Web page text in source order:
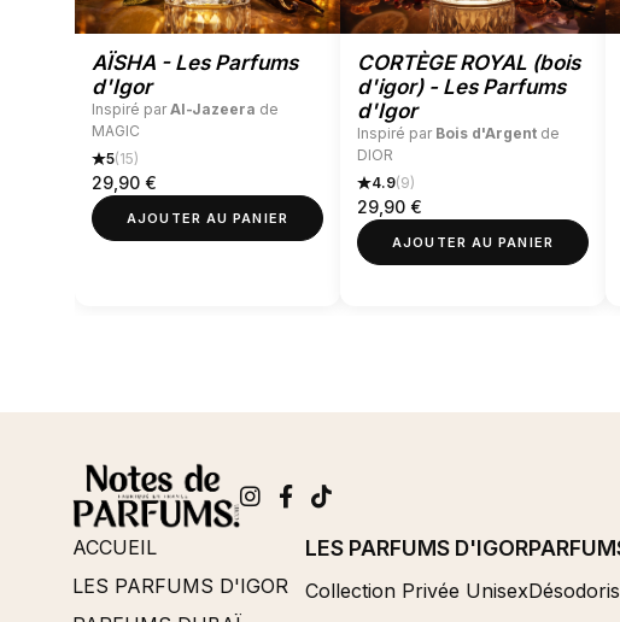
AÏSHA - Les Parfums
d'Igor
Inspiré parAl-Jazeera de
MAGIC
5(15)
29,90 €
AJOUTER AU PANIER
CORTÈGE ROYAL (bois
d'igor) - Les Parfums
d'Igor
Inspiré par Bois d'Argent de
DIOR
4.9(9)
29,90 €
AJOUTER AU PANIER
ACCUEIL
LES PARFUMS D'IGOR
LES PARFUMS D'IGOR
Collection Privée Unisex